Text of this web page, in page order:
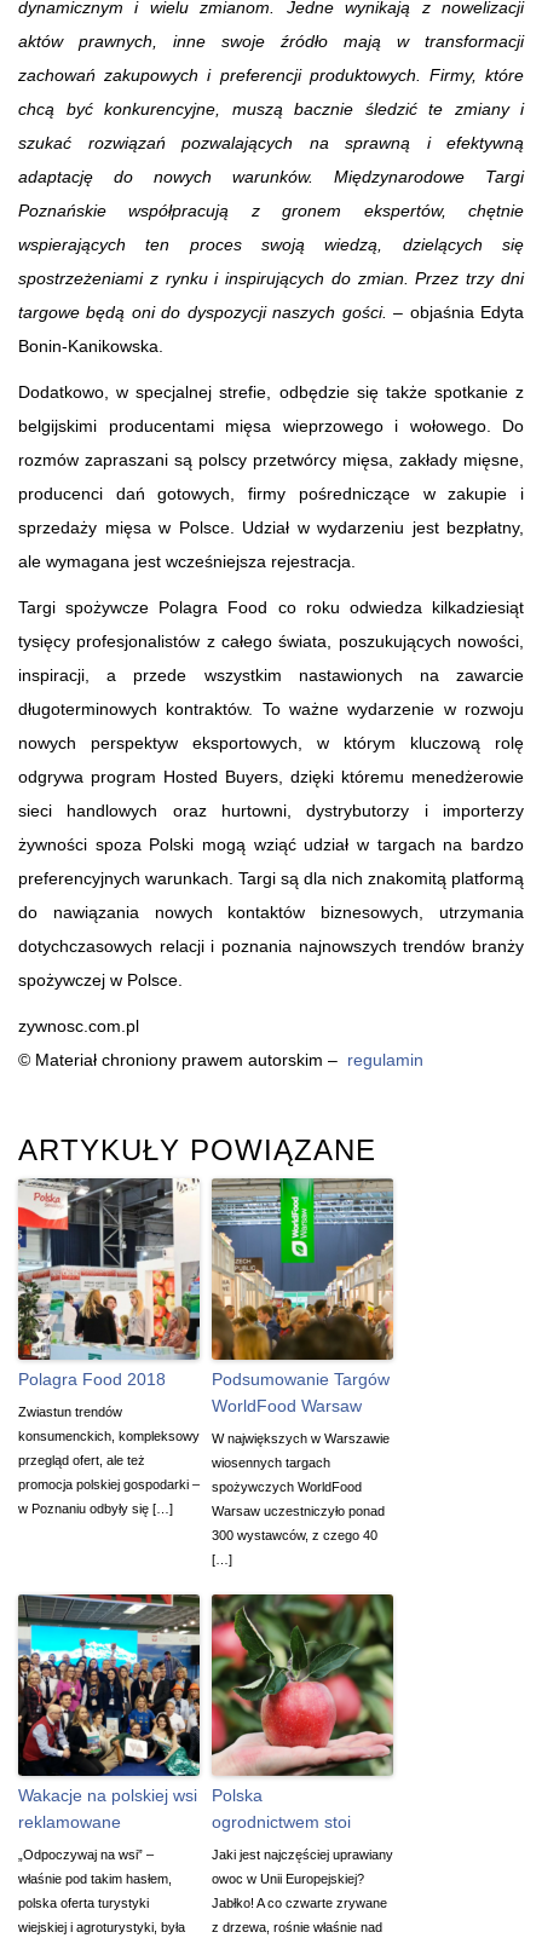
dynamicznym i wielu zmianom. Jedne wynikają z nowelizacji
aktów prawnych, inne swoje źródło mają w transformacji
zachowań zakupowych i preferencji produktowych. Firmy, które
chcą być konkurencyjne, muszą bacznie śledzić te zmiany i
szukać rozwiązań pozwalających na sprawną i efektywną
adaptację do nowych warunków. Międzynarodowe Targi
Poznańskie współpracują z gronem ekspertów, chętnie
wspierających ten proces swoją wiedzą, dzielących się
spostrzeżeniami z rynku i inspirujących do zmian. Przez trzy dni
targowe będą oni do dyspozycji naszych gości.– objaśnia Edyta
Bonin-Kanikowska.
Dodatkowo, w specjalnej strefie, odbędzie się także spotkanie z
belgijskimi producentami mięsa wieprzowego i wołowego. Do
rozmów zapraszani są polscy przetwórcy mięsa, zakłady mięsne,
producenci dań gotowych, firmy pośredniczące w zakupie i
sprzedaży mięsa w Polsce. Udział w wydarzeniu jest bezpłatny,
ale wymagana jest wcześniejsza rejestracja.
Targi spożywcze Polagra Food co roku odwiedza kilkadziesiąt
tysięcy profesjonalistów z całego świata, poszukujących nowości,
inspiracji, a przede wszystkim nastawionych na zawarcie
długoterminowych kontraktów. To ważne wydarzenie w rozwoju
nowych perspektyw eksportowych, w którym kluczową rolę
odgrywa program Hosted Buyers, dzięki któremu menedżerowie
sieci handlowych oraz hurtowni, dystrybutorzy i importerzy
żywności spoza Polski mogą wziąć udział w targach na bardzo
preferencyjnych warunkach. Targi są dla nich znakomitą platformą
do nawiązania nowych kontaktów biznesowych, utrzymania
dotychczasowych relacji i poznania najnowszych trendów branży
spożywczej w Polsce.
zywnosc.com.pl
© Materiał chroniony prawem autorskim – regulamin
ARTYKUŁY POWIĄZANE
Polagra Food 2018
Zwiastun trendów
konsumenckich, kompleksowy
przegląd ofert, ale też
promocja polskiej gospodarki –
w Poznaniu odbyły się […]
Podsumowanie Targów
WorldFood Warsaw
W największych w Warszawie
wiosennych targach
spożywczych WorldFood
Warsaw uczestniczyło ponad
300 wystawców, z czego 40
[…]
Wakacje na polskiej wsi
reklamowane
„Odpoczywaj na wsi” –
właśnie pod takim hasłem,
polska oferta turystyki
wiejskiej i agroturystyki, była
Polska
ogrodnictwem stoi
Jaki jest najczęściej uprawiany
owoc w Unii Europejskiej?
Jabłko! A co czwarte zrywane
z drzewa, rośnie właśnie nad